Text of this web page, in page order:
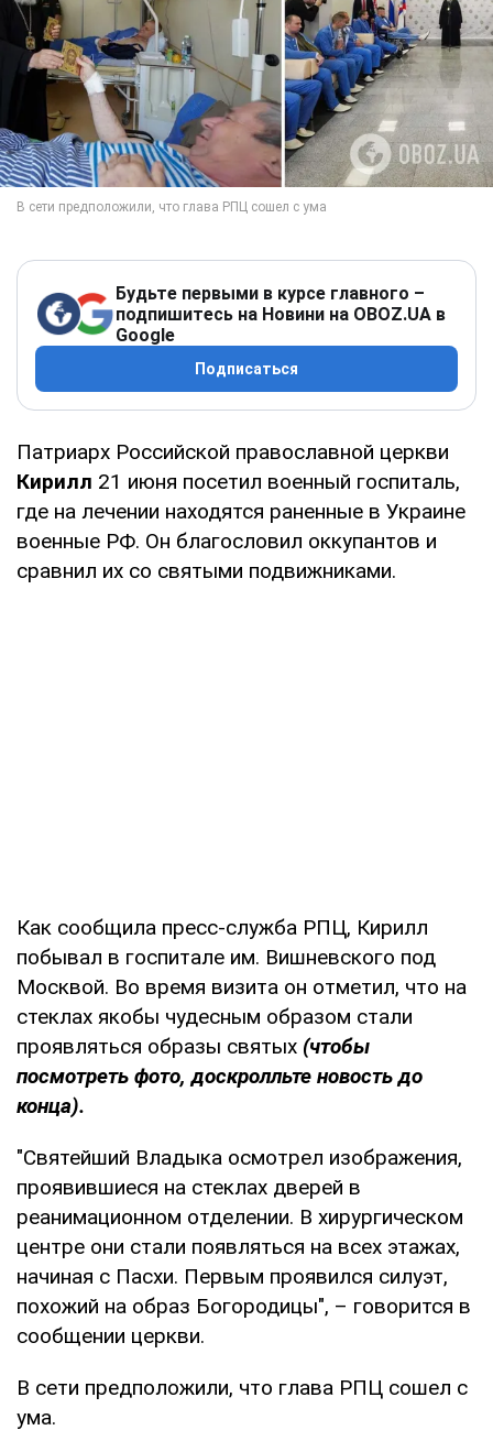
Будьте первыми в курсе главного –
подпишитесь на Новини на OBOZ.UA в
Google
Подписаться
Патриарх Российской православной церкви
Кирилл 21 июня посетил военный госпиталь,
где на лечении находятся раненные в Украине
военные РФ. Он благословил оккупантов и
сравнил их со святыми подвижниками.
Как сообщила пресс-служба РПЦ, Кирилл
побывал в госпитале им. Вишневского под
Москвой. Во время визита он отметил, что на
стеклах якобы чудесным образом стали
проявляться образы святых (чтобы
посмотреть фото, доскролльте новость до
конца).
"Святейший Владыка осмотрел изображения,
проявившиеся на стеклах дверей в
реанимационном отделении. В хирургическом
центре они стали появляться на всех этажах,
начиная с Пасхи. Первым проявился силуэт,
похожий на образ Богородицы", – говорится в
сообщении церкви.
В сети предположили, что глава РПЦ сошел с
ума.